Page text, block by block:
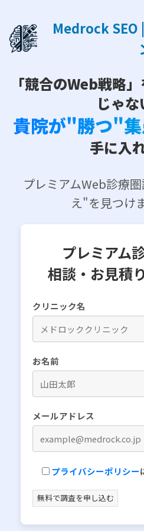
Medrock SEO
「競合のWeb戦略
じゃな
貴院が"勝つ"集
手に入
プレミアムWeb診療
え"を見つけ
プレミアム
相談・お見積
クリニック名
お名前
メールアドレス
プライバシーポリシー